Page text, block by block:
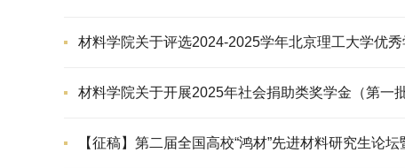
材料学院关于评选2024-2025学年北京理工大学优
材料学院关于开展2025年社会捐助类奖学金（第一
【征稿】第二届全国高校“鸿材”先进材料研究生论